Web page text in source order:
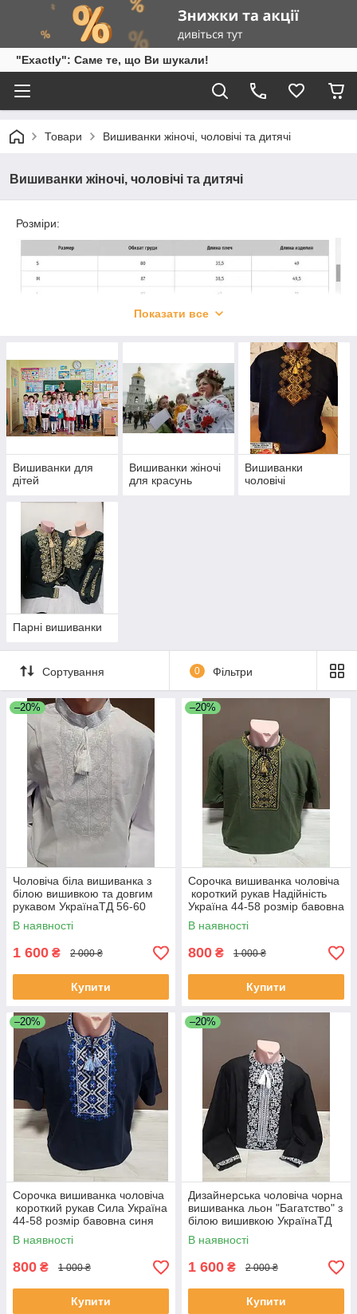
"Exactly": Саме те, що Ви шукали!
Товари Вишиванки жіночі, чоловічі та дитячі
Вишиванки жіночі, чоловічі та дитячі
Розміри:
Показати все
Вишиванки для
дітей
Вишиванки жіночі
для красунь
Вишиванки
чоловічі
Парні вишиванки
Сортування 0 Фільтри
–20%
Чоловіча біла вишиванка з
білою вишивкою та довгим
рукавом УкраїнаТД 56-60
розміри домоткана
В наявності
1 600 ₴ 2 000 ₴
Купити
–20%
Сорочка вишиванка чоловіча
короткий рукав Надійність
Україна 44-58 розмір бавовна
хакі
В наявності
800 ₴ 1 000 ₴
Купити
–20%
Сорочка вишиванка чоловіча
короткий рукав Сила Україна
44-58 розмір бавовна синя
В наявності
800 ₴ 1 000 ₴
Купити
–20%
Дизайнерська чоловіча чорна
вишиванка льон "Багатство" з
білою вишивкою УкраїнаТД
44-64 розміри
В наявності
1 600 ₴ 2 000 ₴
Купити